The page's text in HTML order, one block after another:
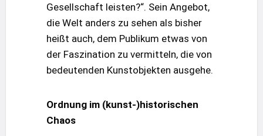
Gesellschaft leisten?“. Sein Angebot,
die Welt anders zu sehen als bisher
heißt auch, dem Publikum etwas von
der Faszination zu vermitteln, die von
bedeutenden Kunstobjekten ausgehe.
Ordnung im (kunst-)historischen
Chaos